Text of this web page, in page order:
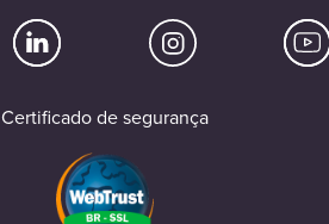
Certificado de segurança